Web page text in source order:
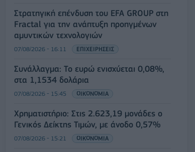
Στρατηγική επένδυση του EFA GROUP στη
Fractal για την ανάπτυξη προηγμένων
αμυντικών τεχνολογιών
07/08/2026 - 16:11 ΕΠΙΧΕΙΡΗΣΕΙΣ
Συνάλλαγμα: Το ευρώ ενισχύεται 0,08%,
στα 1,1534 δολάρια
07/08/2026 - 15:45 ΟΙΚΟΝΟΜΙΑ
Χρηματιστήριο: Στις 2.623,19 μονάδες ο
Γενικός Δείκτης Τιμών, με άνοδο 0,57%
07/08/2026 - 15:21 ΟΙΚΟΝΟΜΙΑ